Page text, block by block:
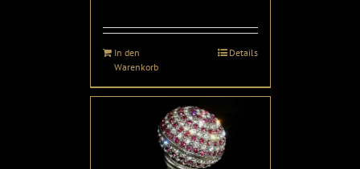
In den
Warenkorb
Details